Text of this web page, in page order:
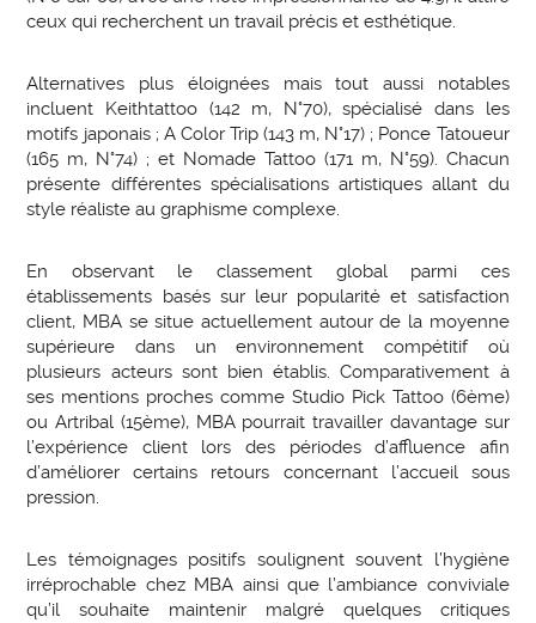
ceux qui recherchent un travail précis et esthétique.
Alternatives plus éloignées mais tout aussi notables
incluent Keithtattoo (142 m, N°70), spécialisé dans les
motifs japonais ; A Color Trip (143 m, N°17) ; Ponce Tatoueur
(165 m, N°74) ; et Nomade Tattoo (171 m, N°59). Chacun
présente différentes spécialisations artistiques allant du
style réaliste au graphisme complexe.
En observant le classement global parmi ces
établissements basés sur leur popularité et satisfaction
client, MBA se situe actuellement autour de la moyenne
supérieure dans un environnement compétitif où
plusieurs acteurs sont bien établis. Comparativement à
ses mentions proches comme Studio Pick Tattoo (6ème)
ou Artribal (15ème), MBA pourrait travailler davantage sur
l’expérience client lors des périodes d’affluence afin
d’améliorer certains retours concernant l’accueil sous
pression.
Les témoignages positifs soulignent souvent l’hygiène
irréprochable chez MBA ainsi que l’ambiance conviviale
qu’il souhaite maintenir malgré quelques critiques